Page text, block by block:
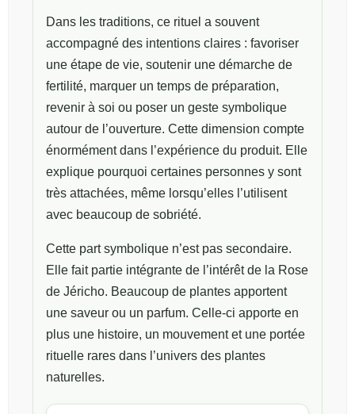
Dans les traditions, ce rituel a souvent
accompagné des intentions claires : favoriser
une étape de vie, soutenir une démarche de
fertilité, marquer un temps de préparation,
revenir à soi ou poser un geste symbolique
autour de l’ouverture. Cette dimension compte
énormément dans l’expérience du produit. Elle
explique pourquoi certaines personnes y sont
très attachées, même lorsqu’elles l’utilisent
avec beaucoup de sobriété.
Cette part symbolique n’est pas secondaire.
Elle fait partie intégrante de l’intérêt de la Rose
de Jéricho. Beaucoup de plantes apportent
une saveur ou un parfum. Celle-ci apporte en
plus une histoire, un mouvement et une portée
rituelle rares dans l’univers des plantes
naturelles.